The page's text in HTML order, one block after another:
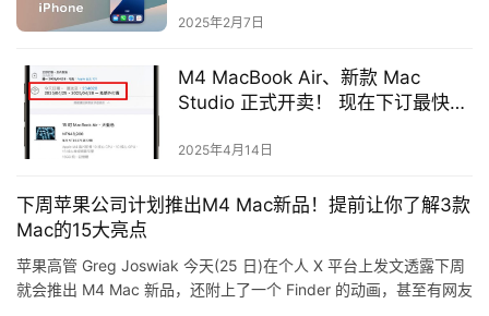
2025年2月7日
M4 MacBook Air、新款 Mac
Studio 正式开卖！ 现在下订最快4
2025年4月14日
下周苹果公司计划推出M4 Mac新品！提前让你了解3款
Mac的15大亮点
苹果高管 Greg Joswiak 今天(25 日)在个人 X 平台上发文透露下周
就会推出 M4 Mac 新品，还附上了一个 Finder 的动画，甚至有网友